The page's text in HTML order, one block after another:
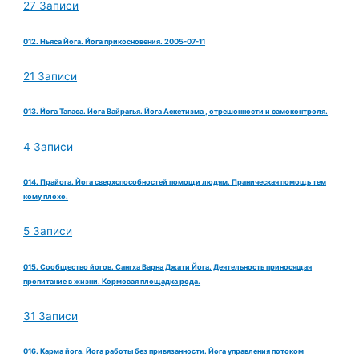
27 Записи
012. Ньяса Йога. Йога прикосновения. 2005-07-11
21 Записи
013. Йога Тапаса. Йога Вайрагья. Йога Аскетизма , отрешонности и самоконтроля.
4 Записи
014. Прайога. Йога сверхспособностей помощи людям. Праническая помощь тем
кому плохо.
5 Записи
015. Сообщество йогов. Сангха Варна Джати Йога. Деятельность приносящая
пропитание в жизни. Кормовая площадка рода.
31 Записи
016. Карма йога. Йога работы без привязанности. Йога управления потоком